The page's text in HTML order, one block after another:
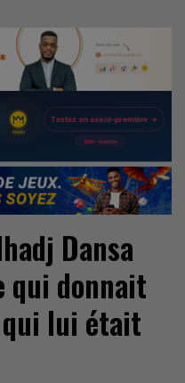
Dansa
qui donnait
qui lui était